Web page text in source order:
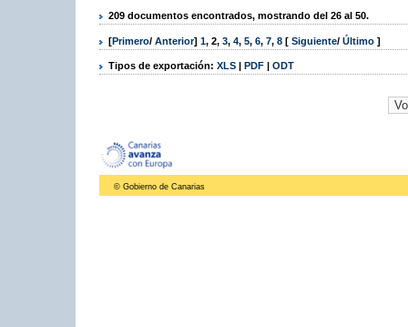
209 documentos encontrados, mostrando del 26 al 50.
[Primero/ Anterior] 1, 2, 3, 4, 5, 6, 7, 8 [ Siguiente/ Último ]
Tipos de exportación: XLS | PDF | ODT
© Gobierno de Canarias